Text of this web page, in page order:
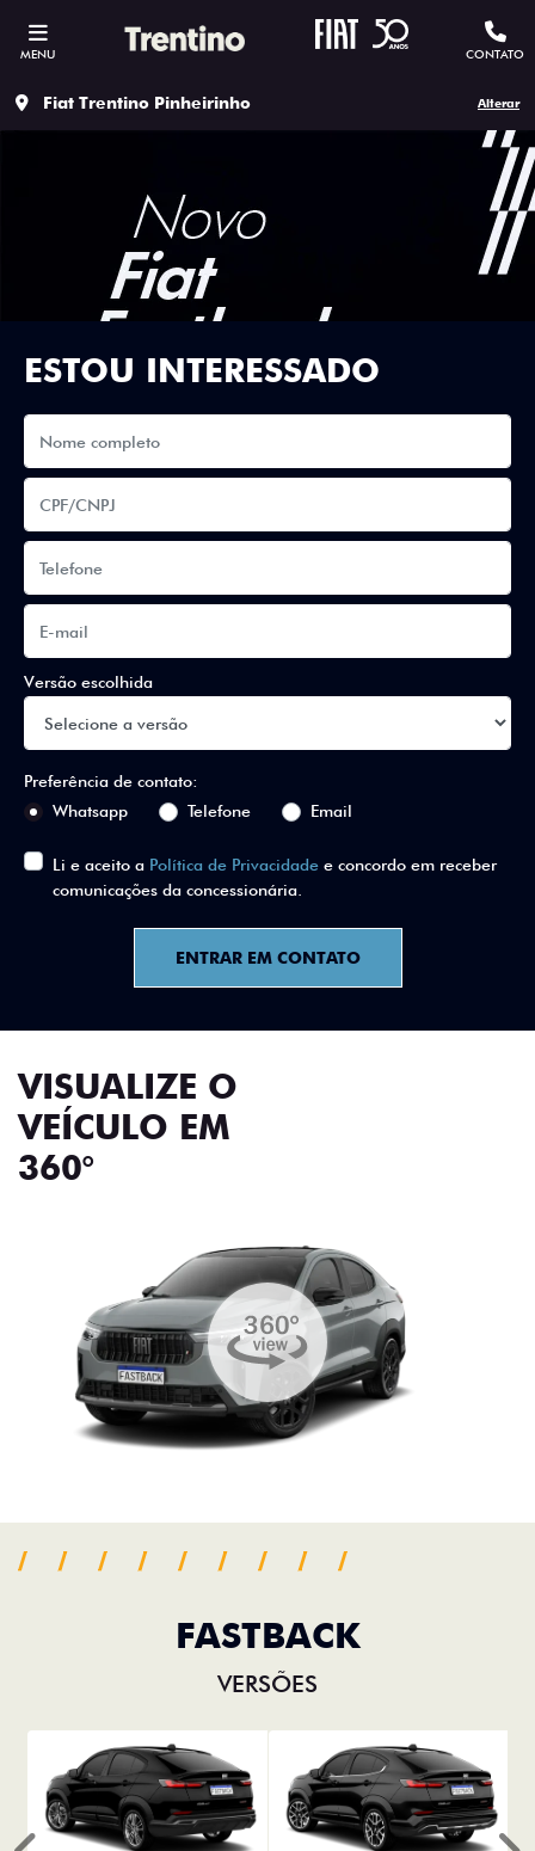
MENU CONTATO
Fiat Trentino Pinheirinho Alterar
ESTOU INTERESSADO
Versão escolhida
Preferência de contato:
Whatsapp
Telefone Email
Li e aceito a Política de Privacidade e concordo em receber
comunicações da concessionária.
ENTRAR EM CONTATO
VISUALIZE O
VEÍCULO EM
360°
FASTBACK
VERSÕES